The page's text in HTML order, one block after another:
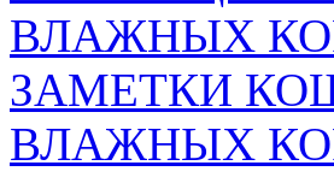
ЗАМЕТКИ
ВЛАЖНЫХ